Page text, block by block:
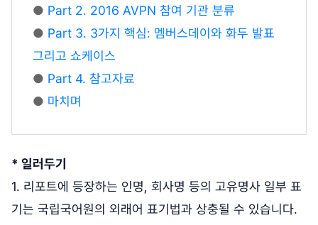
● Part 2. 2016 AVPN 참여 기관 분류
● Part 3. 3가지 핵심: 멤버스데이와 화두 발표
그리고 쇼케이스
● Part 4. 참고자료
● 마치며
* 일러두기
1. 리포트에 등장하는 인명, 회사명 등의 고유명사 일부 표
기는 국립국어원의 외래어 표기법과 상충될 수 있습니다.